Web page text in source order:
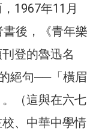
1967年11月
後，《青年樂
登的魯迅名
絕句──「橫眉
（這與在六七
、中華中學情